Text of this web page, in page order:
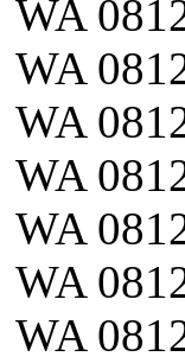
WA
WA
WA
WA
WA
WA
WA